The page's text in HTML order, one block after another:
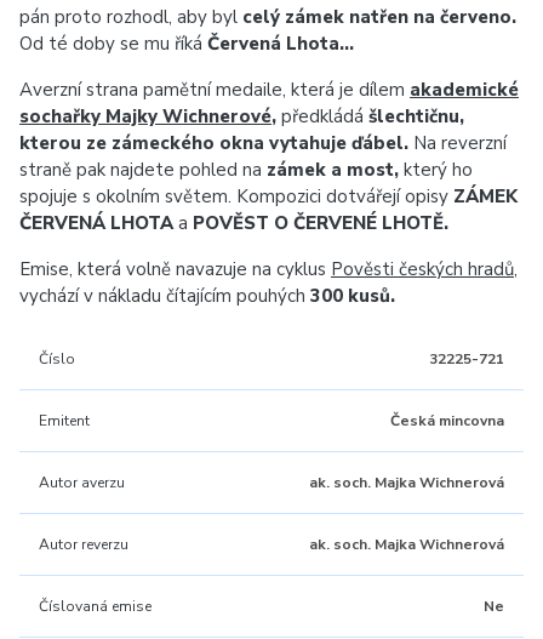
pán proto rozhodl, aby byl celý zámek natřen na červeno.
Od té doby se mu říká Červená Lhota…
Averzní strana pamětní medaile, která je dílem akademické
sochařky Majky Wichnerové, předkládá šlechtičnu,
kterou ze zámeckého okna vytahuje ďábel. Na reverzní
straně pak najdete pohled na zámek a most, který ho
spojuje s okolním světem. Kompozici dotvářejí opisy ZÁMEK
ČERVENÁ LHOTAa POVĚST O ČERVENÉ LHOTĚ.
Emise, která volně navazuje na cyklus Pověsti českých hradů,
vychází v nákladu čítajícím pouhých 300 kusů.
Číslo 32225-721
Emitent Česká mincovna
Autor averzu ak. soch. Majka Wichnerová
Autor reverzu ak. soch. Majka Wichnerová
Číslovaná emise Ne